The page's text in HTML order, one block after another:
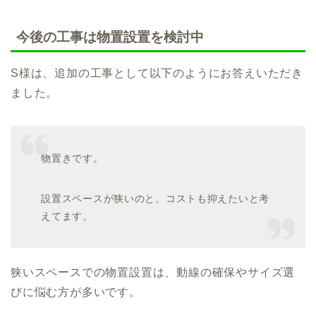
今後の工事は物置設置を検討中
S様は、追加の工事として以下のようにお答えいただき
ました。
物置きです。
設置スペースが狭いのと、コストも抑えたいと考
えてます。
狭いスペースでの物置設置は、動線の確保やサイズ選
びに悩む方が多いです。